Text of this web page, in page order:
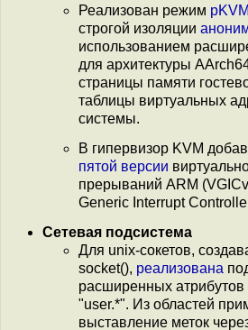
Реализован режим pKVM
строгой изоляции
использованием
для архитектуры
страницы памяти
таблицы виртуальных
системы.
В гипервизор KVM
пятой версии
прерываний ARM
Generic Interrupt
Сетевая подсистема
Для unix-сокетов,
socket(), реализована
расширенных
"user.*". Из областей
выставление меток